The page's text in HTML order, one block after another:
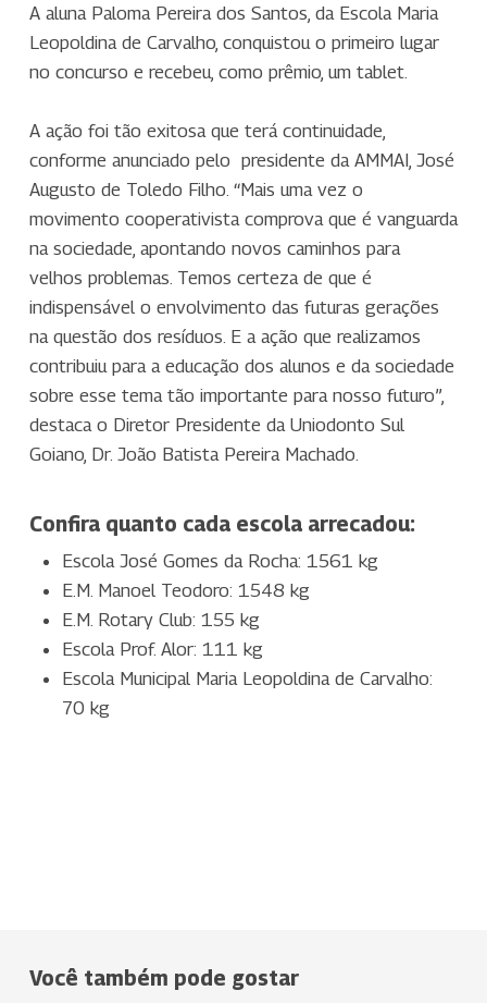
A aluna Paloma Pereira dos Santos, da Escola Maria
Leopoldina de Carvalho, conquistou o primeiro lugar
no concurso e recebeu, como prêmio, um tablet.
A ação foi tão exitosa que terá continuidade,
conforme anunciado pelo presidente da AMMAI, José
Augusto de Toledo Filho. “Mais uma vez o
movimento cooperativista comprova que é vanguarda
na sociedade, apontando novos caminhos para
velhos problemas. Temos certeza de que é
indispensável o envolvimento das futuras gerações
na questão dos resíduos. E a ação que realizamos
contribuiu para a educação dos alunos e da sociedade
sobre esse tema tão importante para nosso futuro”,
destaca o Diretor Presidente da Uniodonto Sul
Goiano, Dr. João Batista Pereira Machado.
Confira quanto cada escola arrecadou:
Escola José Gomes da Rocha: 1561 kg
E.M. Manoel Teodoro: 1548 kg
E.M. Rotary Club: 155 kg
Escola Prof. Alor: 111 kg
Escola Municipal Maria Leopoldina de Carvalho:
70 kg
Você também pode gostar